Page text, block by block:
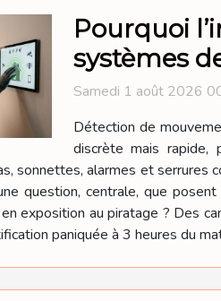
Pourquoi
systèmes
Samedi 1 août 2026
Détection de
discrète mais rapide,
sonnettes, alarmes et serrures
question, centrale, que
exposition au piratage ? Des
paniquée à 3 heures du